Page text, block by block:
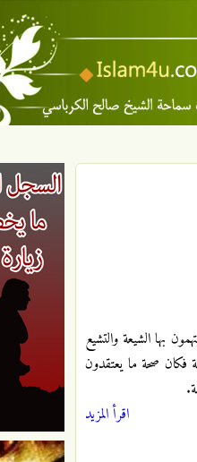
بها الشيعة والتشيع
فكان صحة ما يعتقدون
اقرأ المزيد